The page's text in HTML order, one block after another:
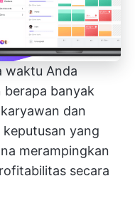
waktu Anda
berapa banyak
dan
yang
merampingkan
secara